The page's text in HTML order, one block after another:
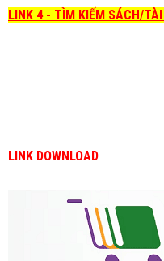
LINK 4 - TÌM KIẾM SÁCH/
LINK DOWNLOAD